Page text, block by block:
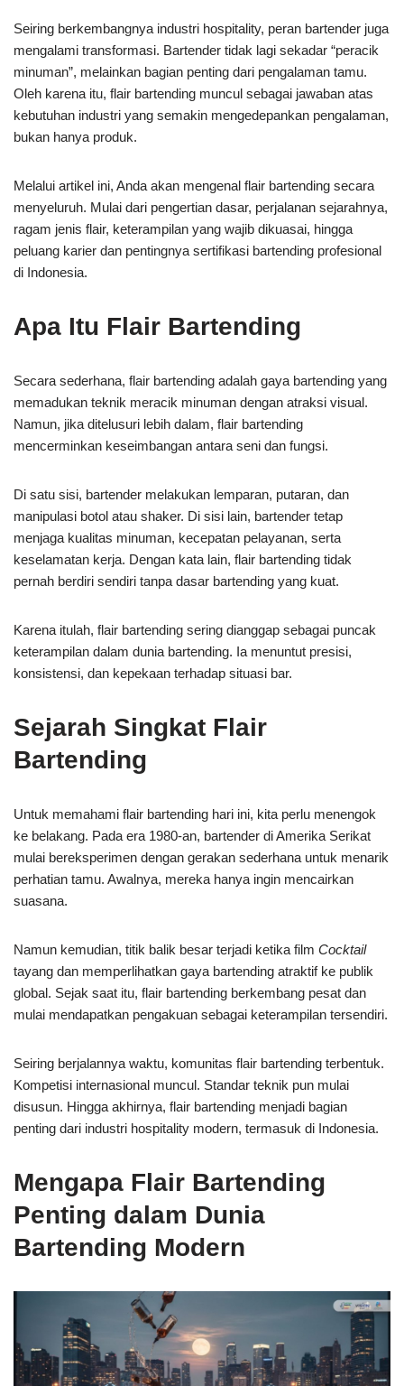
Seiring berkembangnya industri hospitality, peran bartender juga
mengalami transformasi. Bartender tidak lagi sekadar “peracik
minuman”, melainkan bagian penting dari pengalaman tamu.
Oleh karena itu, flair bartending muncul sebagai jawaban atas
kebutuhan industri yang semakin mengedepankan pengalaman,
bukan hanya produk.
Melalui artikel ini, Anda akan mengenal flair bartending secara
menyeluruh. Mulai dari pengertian dasar, perjalanan sejarahnya,
ragam jenis flair, keterampilan yang wajib dikuasai, hingga
peluang karier dan pentingnya sertifikasi bartending profesional
di Indonesia.
Apa Itu Flair Bartending
Secara sederhana, flair bartending adalah gaya bartending yang
memadukan teknik meracik minuman dengan atraksi visual.
Namun, jika ditelusuri lebih dalam, flair bartending
mencerminkan keseimbangan antara seni dan fungsi.
Di satu sisi, bartender melakukan lemparan, putaran, dan
manipulasi botol atau shaker. Di sisi lain, bartender tetap
menjaga kualitas minuman, kecepatan pelayanan, serta
keselamatan kerja. Dengan kata lain, flair bartending tidak
pernah berdiri sendiri tanpa dasar bartending yang kuat.
Karena itulah, flair bartending sering dianggap sebagai puncak
keterampilan dalam dunia bartending. Ia menuntut presisi,
konsistensi, dan kepekaan terhadap situasi bar.
Sejarah Singkat Flair
Bartending
Untuk memahami flair bartending hari ini, kita perlu menengok
ke belakang. Pada era 1980-an, bartender di Amerika Serikat
mulai bereksperimen dengan gerakan sederhana untuk menarik
perhatian tamu. Awalnya, mereka hanya ingin mencairkan
suasana.
Namun kemudian, titik balik besar terjadi ketika film Cocktail
tayang dan memperlihatkan gaya bartending atraktif ke publik
global. Sejak saat itu, flair bartending berkembang pesat dan
mulai mendapatkan pengakuan sebagai keterampilan tersendiri.
Seiring berjalannya waktu, komunitas flair bartending terbentuk.
Kompetisi internasional muncul. Standar teknik pun mulai
disusun. Hingga akhirnya, flair bartending menjadi bagian
penting dari industri hospitality modern, termasuk di Indonesia.
Mengapa Flair Bartending
Penting dalam Dunia
Bartending Modern